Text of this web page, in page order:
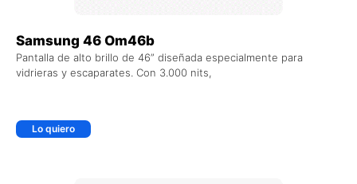
Samsung 46 Om46b
Pantalla de alto brillo de 46” diseñada especialmente para
vidrieras y escaparates. Con 3.000 nits,
Lo quiero